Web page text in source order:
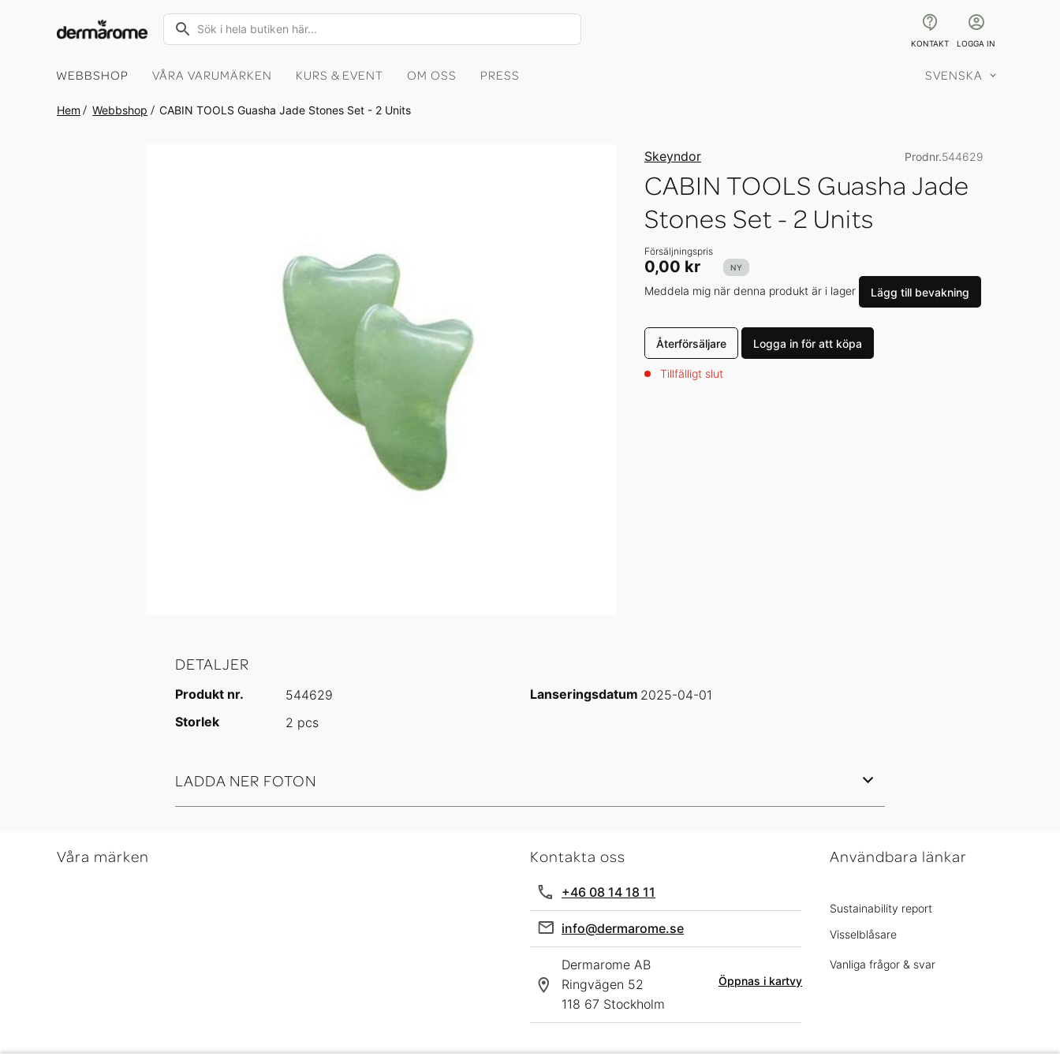
Close search
Sök
KONTAKT LOGGA IN
WEBBSHOP VÅRA VARUMÄRKEN KURS & EVENT OM OSS PRESS Språk
SVENSKA
Hem Webbshop CABIN TOOLS Guasha Jade Stones Set - 2 Units
Skeyndor Prodnr.544629
CABIN TOOLS Guasha Jade
Stones Set - 2 Units
Försäljningspris
0,00 kr NY
Meddela mig när denna produkt är i lager Lägg till bevakning
Återförsäljare Logga in för att köpa
Tillfälligt slut
DETALJER
Produkt nr.
544629
Storlek
2 pcs
Lanseringsdatum 2025-04-01
LADDA NER FOTON
Våra märken
Öppnas i kartvy
Kontakta oss
+46 08 14 18 11
info@dermarome.se
Dermarome AB
Ringvägen 52
118 67 Stockholm
Användbara länkar
Sustainability report
Visselblåsare
Vanliga frågor & svar